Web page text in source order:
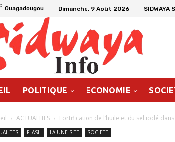
C Ouagadougou Dimanche, 9 Août 2026 SIDWAYA
POLITIQUE ECONOMIE
ACTUALITES Fortification de l’huile et du sel iodé dans
FLASH LA UNE SITE SOCIETE